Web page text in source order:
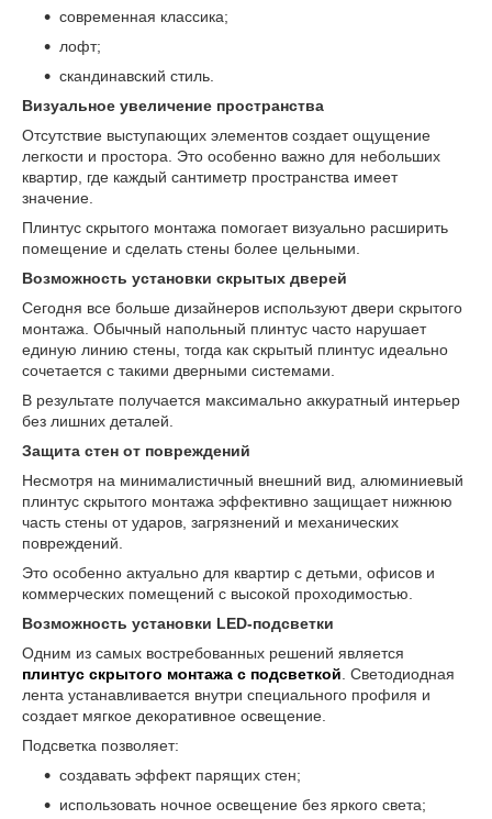
современная классика;
лофт;
скандинавский стиль.
Визуальное увеличение пространства
Отсутствие выступающих элементов создает ощущение
легкости и простора. Это особенно важно для небольших
квартир, где каждый сантиметр пространства имеет
значение.
Плинтус скрытого монтажа помогает визуально расширить
помещение и сделать стены более цельными.
Возможность установки скрытых дверей
Сегодня все больше дизайнеров используют двери скрытого
монтажа. Обычный напольный плинтус часто нарушает
единую линию стены, тогда как скрытый плинтус идеально
сочетается с такими дверными системами.
В результате получается максимально аккуратный интерьер
без лишних деталей.
Защита стен от повреждений
Несмотря на минималистичный внешний вид, алюминиевый
плинтус скрытого монтажа эффективно защищает нижнюю
часть стены от ударов, загрязнений и механических
повреждений.
Это особенно актуально для квартир с детьми, офисов и
коммерческих помещений с высокой проходимостью.
Возможность установки LED-подсветки
Одним из самых востребованных решений является
плинтус скрытого монтажа с подсветкой. Светодиодная
лента устанавливается внутри специального профиля и
создает мягкое декоративное освещение.
Подсветка позволяет:
создавать эффект парящих стен;
использовать ночное освещение без яркого света;